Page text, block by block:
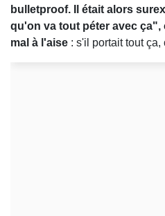
bulletproof. Il était alors
qu'on va tout péter avec ça",
mal à l'aise : s'il portait tout